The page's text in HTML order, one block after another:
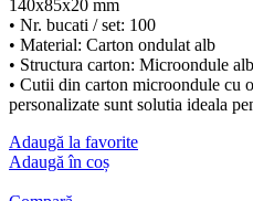
140x85x20 mm
• Nr. bucati / set: 100
• Material: Carton ondulat alb
• Structura carton: Microondule
• Cutii din carton microondule cu
personalizate sunt solutia ideala
Adaugă la favorite
Adaugă în coș